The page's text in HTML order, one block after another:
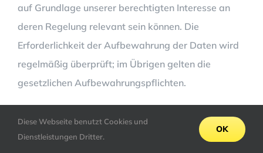
auf Grundlage unserer berechtigten Interesse an
deren Regelung relevant sein können. Die
Erforderlichkeit der Aufbewahrung der Daten wird
regelmäßig überprüft; im Übrigen gelten die
gesetzlichen Aufbewahrungspflichten.
(z.B. Namen, Adressen), Zahlungsdaten (z.B.
Diese Webseite benutzt Cookies und
Dienstleistungen Dritter.
OK